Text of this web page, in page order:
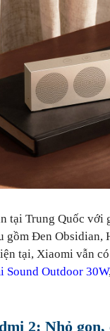
tại Trung Quốc với
gồm Đen Obsidian,
tại, Xiaomi vẫn
Sound Outdoor 30W
2: Nhỏ gọn,